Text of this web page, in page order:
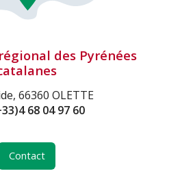
des Pyrénées
66360 OLETTE
68 04 97 60
Contact